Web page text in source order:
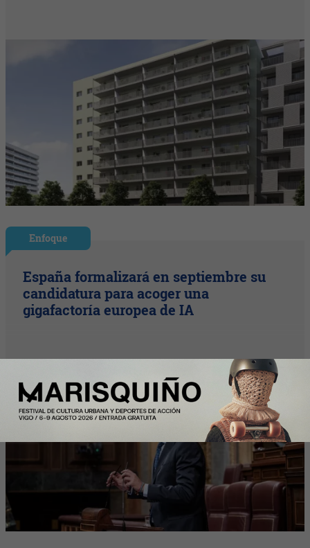
Enfoque
España formalizará en septiembre su
candidatura para acoger una
gigafactoría europea de IA